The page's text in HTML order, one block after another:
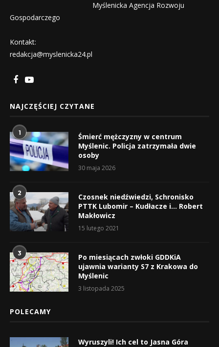
Myślenicka Agencja Rozwoju
Gospodarczego
Kontakt:
redakcja@myslenicka24.pl
NAJCZĘŚCIEJ CZYTANE
1
Śmierć mężczyzny w centrum
Myślenic. Policja zatrzymała dwie
osoby
30 maja 2026
2
Czosnek niedźwiedzi, Schronisko
PTTK Lubomir – Kudłacze i… Robert
Makłowicz
15 lutego 2021
3
Po miesiącach zwłoki GDDKiA
ujawnia warianty S7 z Krakowa do
Myślenic
3 listopada 2025
POLECAMY
Wyruszyli! Ich cel to Jasna Góra